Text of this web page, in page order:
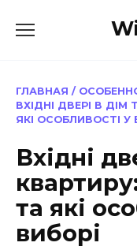
ГЛАВНАЯ /
ВХІДНІ ДВЕРІ В
ЯКІ ОСОБЛИВОСТІ У
Вхідні
та які
виборі